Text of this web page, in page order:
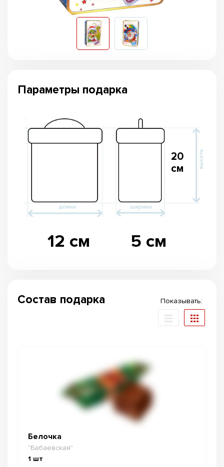
Параметры подарка
12 см 5 см
20
см
Состав подарка Показывать:
Белочка
"Бабаевская"
1 шт